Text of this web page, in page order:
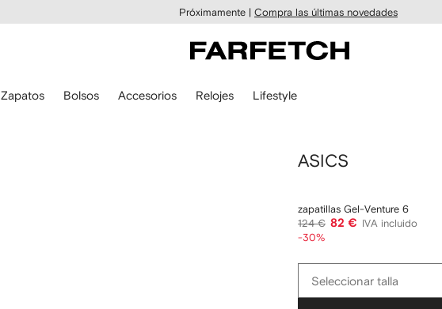
Próximamente | Compra las últimas novedades
Zapatos Bolsos Accesorios Relojes Lifestyle
ASICS
zapatillas Gel-Venture 6
124 € 82 €
IVA incluido
-30%
tallaSeleccionar talla